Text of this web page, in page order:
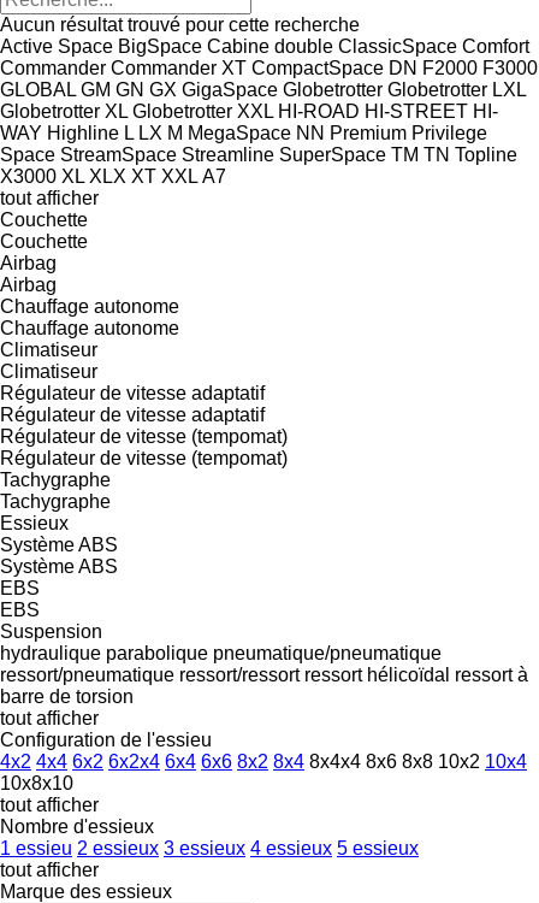
Aucun résultat trouvé pour cette recherche
Active Space BigSpace Cabine double ClassicSpace Comfort
Commander Commander XT CompactSpace DN F2000 F3000
GLOBAL GM GN GX GigaSpace Globetrotter Globetrotter LXL
Globetrotter XL Globetrotter XXL HI-ROAD HI-STREET HI-
WAY Highline L LX M MegaSpace NN Premium Privilege
Space StreamSpace Streamline SuperSpace TM TN Topline
X3000 XL XLX XT XXL А7
tout afficher
Couchette
Couchette
Airbag
Airbag
Chauffage autonome
Chauffage autonome
Climatiseur
Climatiseur
Régulateur de vitesse adaptatif
Régulateur de vitesse adaptatif
Régulateur de vitesse (tempomat)
Régulateur de vitesse (tempomat)
Tachygraphe
Tachygraphe
Essieux
Système ABS
Système ABS
EBS
EBS
Suspension
hydraulique parabolique pneumatique/pneumatique
ressort/pneumatique ressort/ressort ressort hélicoïdal ressort à
barre de torsion
tout afficher
Configuration de l'essieu
4x2 4x4 6x2 6x2x4 6x4 6x6 8x2 8x4 8x4x4 8x6 8x8 10x2 10x4
10x8x10
tout afficher
Nombre d'essieux
1 essieu 2 essieux 3 essieux 4 essieux 5 essieux
tout afficher
Marque des essieux